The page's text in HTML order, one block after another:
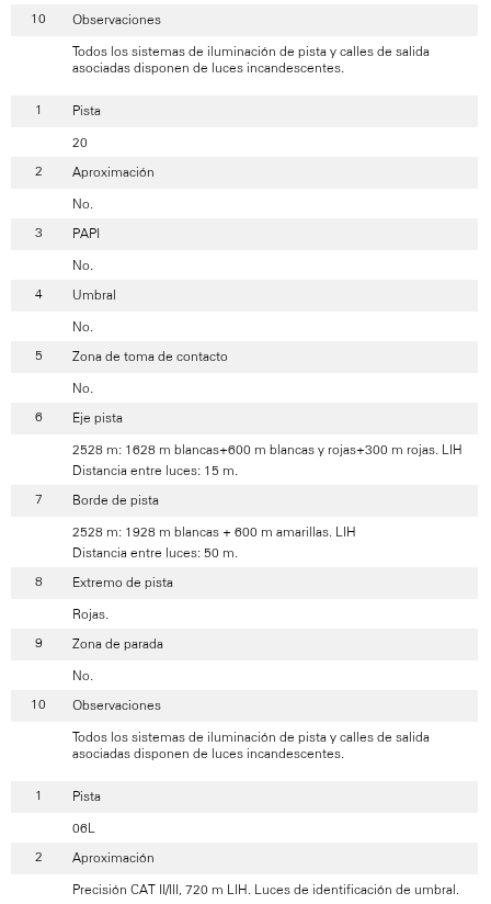
Observaciones
Todos los sistemas de iluminación de pista y calles de salida
asociadas disponen de luces incandescentes.
Pista
20
Aproximación
No.
PAPI
No.
Umbral
No.
Zona de toma de contacto
No.
Eje pista
2528 m: 1628 m blancas+600 m blancas y rojas+300 m rojas. LIH
Distancia entre luces: 15 m.
Borde de pista
2528 m: 1928 m blancas + 600 m amarillas. LIH
Distancia entre luces: 50 m.
Extremo de pista
Rojas.
Zona de parada
No.
Observaciones
Todos los sistemas de iluminación de pista y calles de salida
asociadas disponen de luces incandescentes.
Pista
06L
Aproximación
Precisión CAT II/III, 720 m LIH. Luces de identificación de umbral.